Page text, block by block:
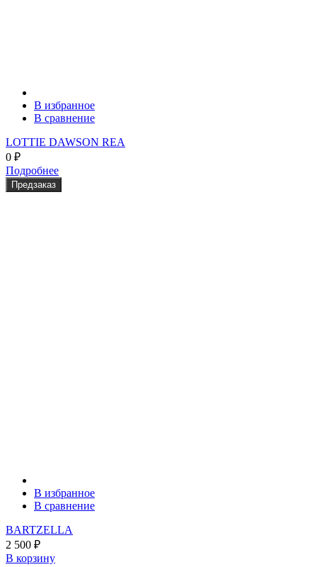
В избранное
В сравнение
LOTTIE DAWSON REA
0 ₽
Подробнее
Предзаказ
В избранное
В сравнение
BARTZELLA
2 500 ₽
В корзину